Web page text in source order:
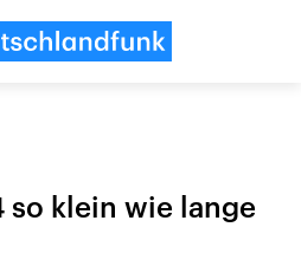
so klein wie lange